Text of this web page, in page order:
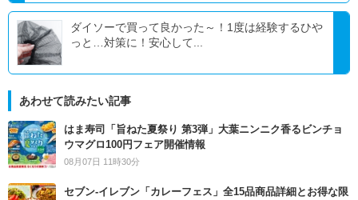
ダイソーで買って良かった～！1度は経験するひや
っと…対策に！安心して...
あわせて読みたい記事
はま寿司「旨ねた夏祭り 第3弾」大葉ニンニク香るビンチョ
ウマグロ100円フェア開催情報
08月07日 11時30分
セブン‐イレブン「カレーフェス」全15品商品詳細とお得な限